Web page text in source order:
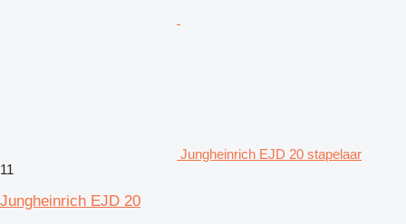
Jungheinrich EJD 20 stapelaar
11
Jungheinrich EJD 20